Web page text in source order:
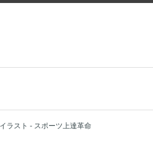
ラスト - スポーツ上達革命